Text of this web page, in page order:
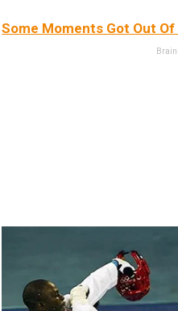
Some Moments Got Out